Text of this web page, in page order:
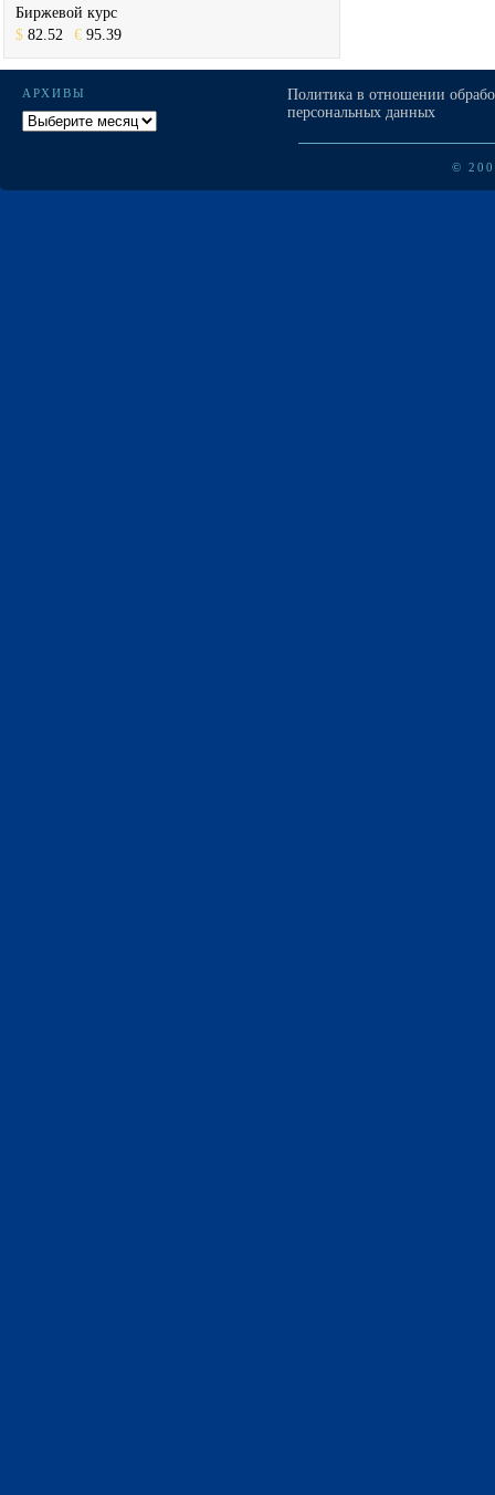
Биржевой курс
$ 82.52 € 95.39
АРХИВЫ
Архивы
Политика в отношении
персональных данных
©